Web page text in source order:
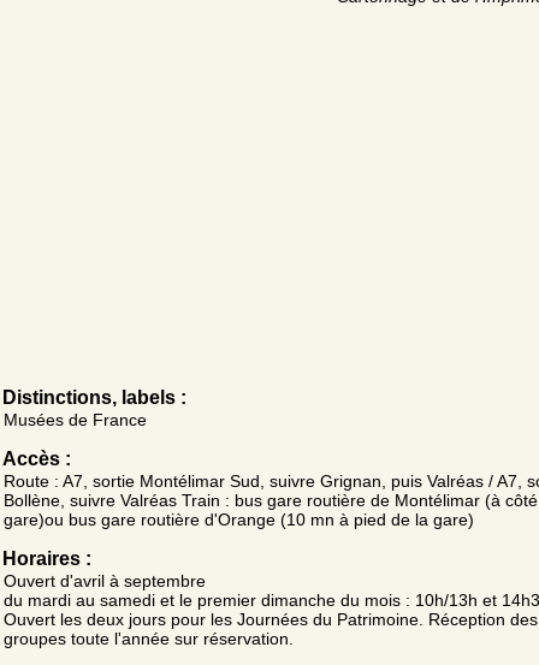
Distinctions, labels :
Musées de France
Accès :
Route : A7, sortie Montélimar Sud, suivre Grignan, puis Valréas / A7,
Bollène, suivre Valréas Train : bus gare routière de Montélimar (à
gare)ou bus gare routière d'Orange (10 mn à pied de la gare)
Horaires :
Ouvert d'avril à septembre
du mardi au samedi et le premier dimanche du mois : 10h/13h et
Ouvert les deux jours pour les Journées du Patrimoine. Réception des
groupes toute l'année sur réservation.